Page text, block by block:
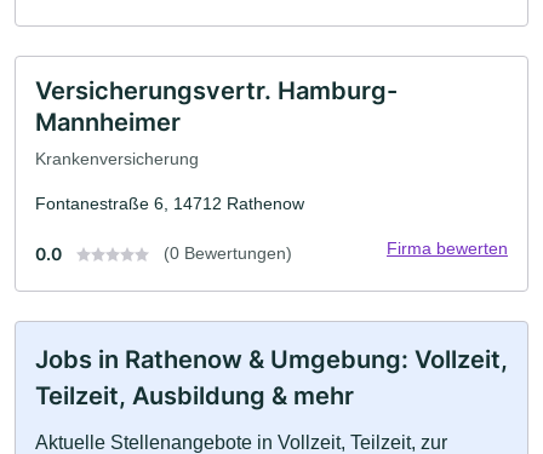
Versicherungsvertr. Hamburg-
Mannheimer
Krankenversicherung
Fontanestraße 6, 14712 Rathenow
0.0 (0 Bewertungen) Firma bewerten
Jobs in Rathenow & Umgebung: Vollzeit,
Teilzeit, Ausbildung & mehr
Aktuelle Stellenangebote in Vollzeit, Teilzeit, zur